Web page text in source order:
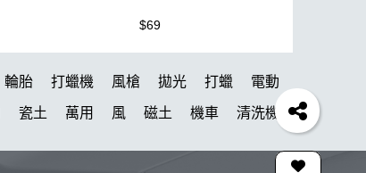
$69
輪胎 打蠟機 風槍 拋光 打蠟 電動
瓷土 萬用 風 磁土 機車 清洗機